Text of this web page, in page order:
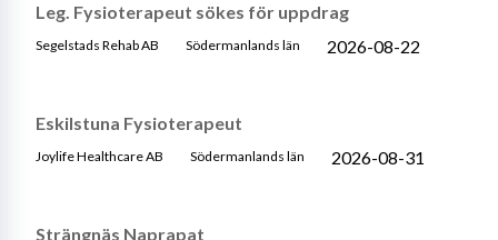
Leg. Fysioterapeut sökes för uppdrag
Segelstads Rehab AB Södermanlands län 2026-08-22
Eskilstuna Fysioterapeut
Joylife Healthcare AB Södermanlands län 2026-08-31
Strängnäs Naprapat